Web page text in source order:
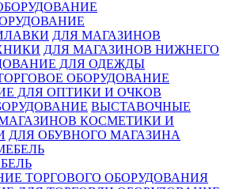
ДЛЯ МАГАЗИНОВ
ДЛЯ МАГАЗИНОВ НИЖНЕГО
ДЛЯ ОДЕЖДЫ
ОБОРУДОВАНИЕ
ДЛЯ ОПТИКИ И ОЧКОВ
ВЫСТАВОЧНЫЕ
КОСМЕТИКИ И
ДЛЯ ОБУВНОГО МАГАЗИНА
ТОРГОВОГО ОБОРУДОВАНИЯ